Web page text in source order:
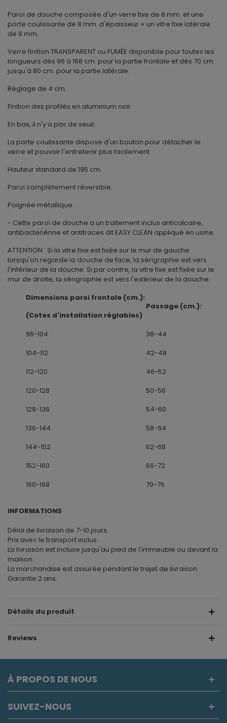
Paroi de douche composée d'un verre fixe de 8 mm. et une
porte coulissante de 8 mm. d'épaisseur + un vitre fixe latérale
de 8 mm.
Verre finition TRANSPARENT ou FUMÉE disponible pour toutes les
longueurs dès 96 à 168 cm. pour la partie frontale et dès 70 cm.
jusqu'à 80 cm. pour la partie latérale.
Réglage de 4 cm.
Finition des profilés en aluminium noir.
En bas, il n'y a pas de seuil.
La porte coulissante dispose d'un bouton pour détacher le
verre et pouvoir l'entretenir plus facilement.
Hauteur standard de 195 cm.
Paroi complètement réversible.
Poignée métallique.
- Cette paroi de douche a un traitement inclus anticalcaire,
antibacteriénne et antitraces dit EASY CLEAN appliqué en usine.
ATTENTION : Si la vitre fixe est fixée sur le mur de gauche
lorsqu'on regarde la douche de face, la sérigraphie est vers
l'intérieur de la douche. Si par contre, la vitre fixe est fixée sur le
mur de droite, la sérigraphie est vers l'extérieur de la douche.
Dimensions paroi frontale (cm.):
(Cotes d'installation réglables)
Passage (cm.):
96-104
38-44
104-112
42-48
112-120
46-52
120-128
50-56
128-136
54-60
136-144
58-64
144-152
62-68
152-160
66-72
160-168
70-76
INFORMATIONS
Délai de livraison de 7-10 jours.
Prix avec le transport inclus.
La livraison est incluse jusqu'au pied de l'immeuble ou devant la
maison.
La marchandise est assurée pendant le trajet de livraison.
Garantie 2 ans.
Détails du produit
Reviews
À PROPOS DE NOUS
SUIVEZ-NOUS